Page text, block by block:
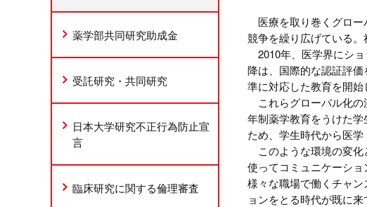
医療を取り巻くグロー
競争を繰り広げている。
2010年、医学界にシ
降は、国際的な認証評
準に対応した教育を開
これらグローバル化の
年制薬学教育をうけた
ため、学生時代から医
このような環境の変化
使ってコミュニケーシ
様々な職場で働くチャ
ョンをとる時代が既に来
薬学部共同研究助成金
受託研究・共同研究
日本大学研究不正行為防止宣
言
臨床研究に関する倫理審査